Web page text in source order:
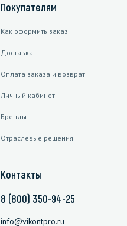
Покупателям
Как оформить заказ
Доставка
Оплата заказа и возврат
Личный кабинет
Бренды
Отраслевые решения
Контакты
8 (800) 350-94-25
info@vikontpro.ru